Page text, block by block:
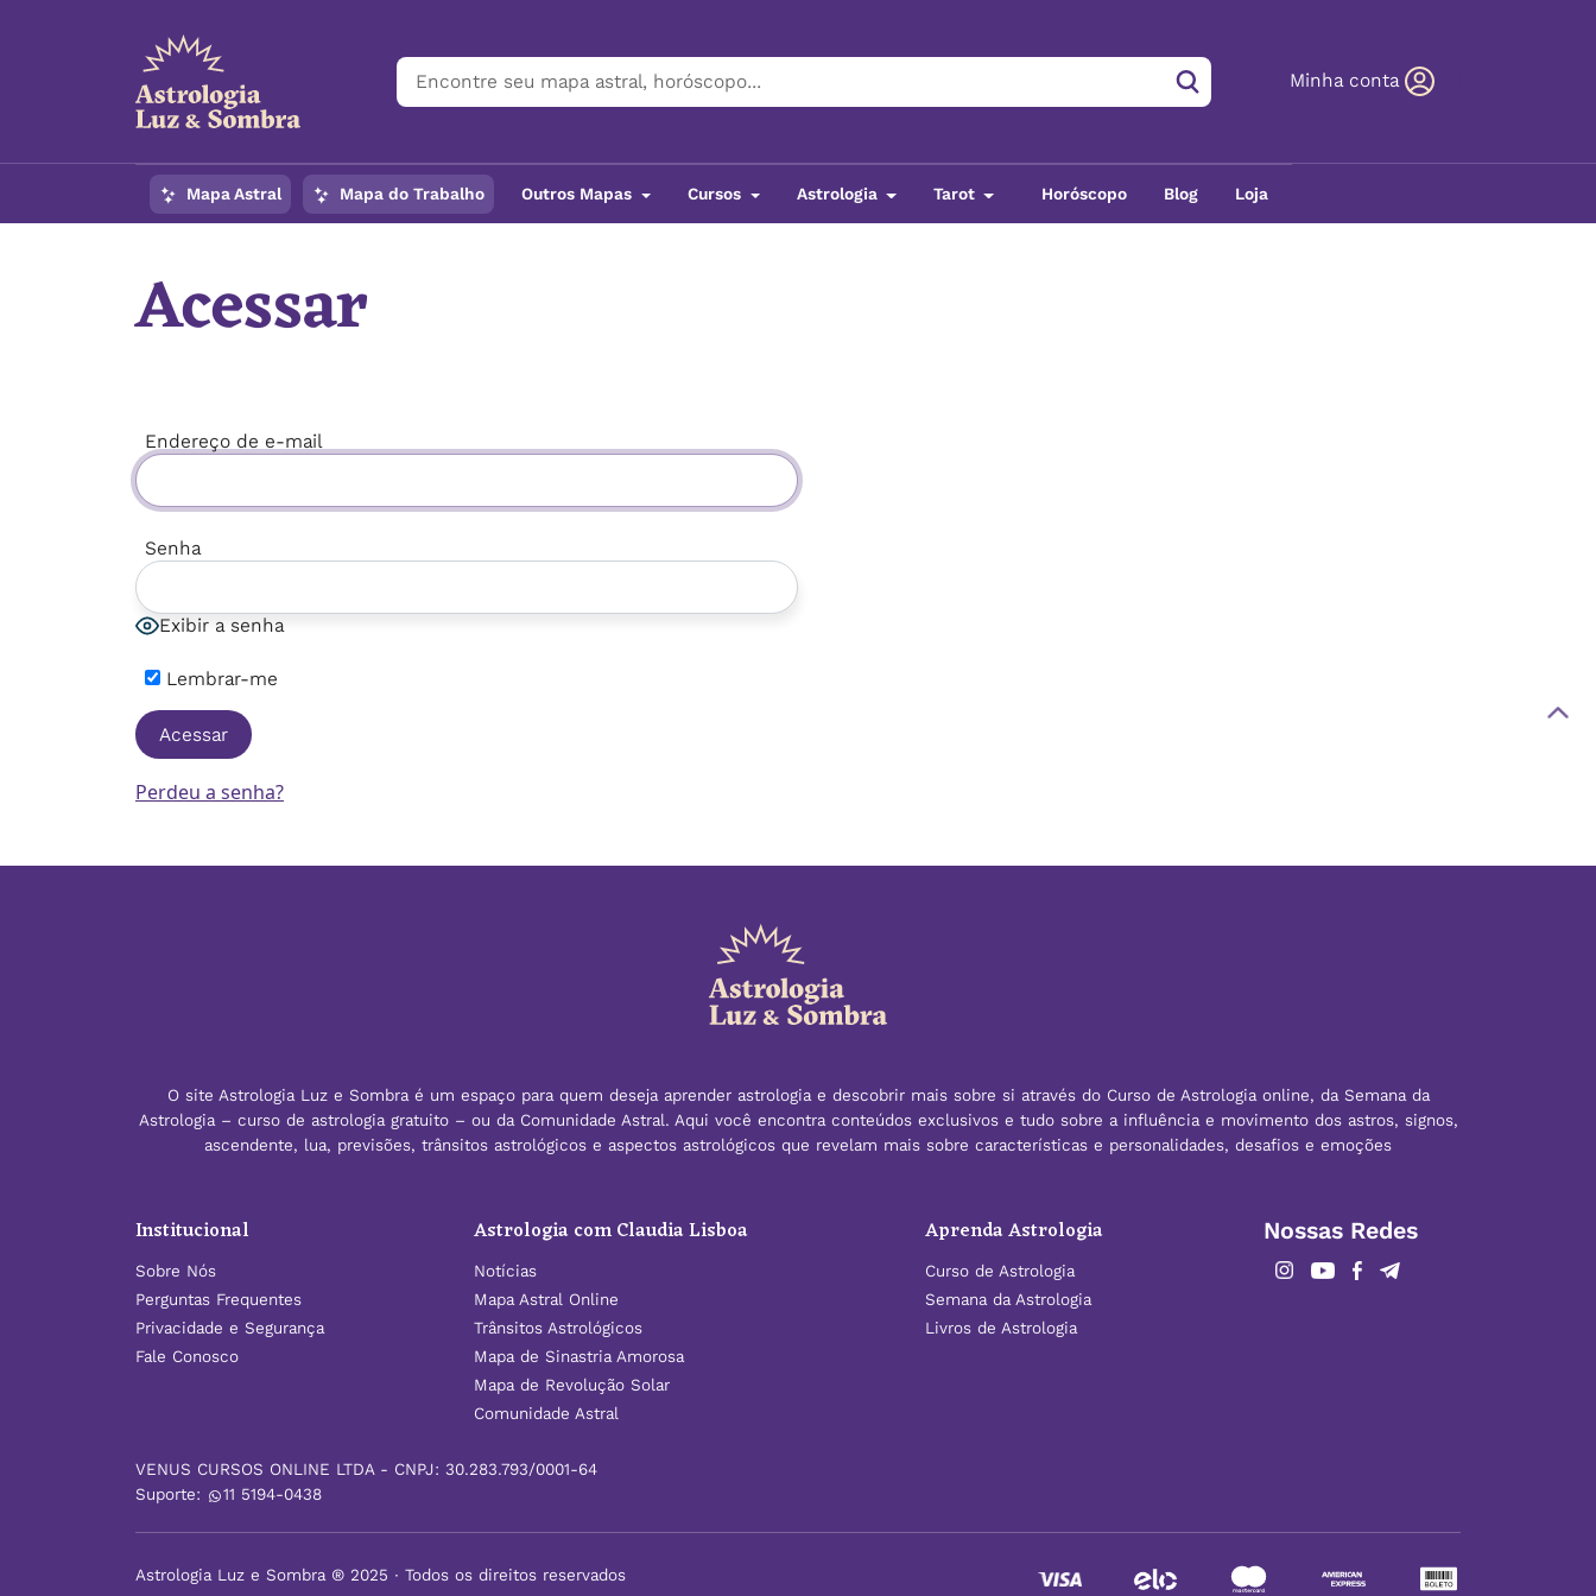
Minha conta
Mapa Astral Mapa do Trabalho Outros Mapas Cursos Astrologia Tarot Horóscopo Blog Loja
Acessar
Endereço de e-mail
Senha
Exibir a senha
Lembrar-me
Perdeu a senha?
O site Astrologia Luz e Sombra é um espaço para quem deseja aprender astrologia e descobrir mais sobre si através do Curso de Astrologia online, da Semana da
Astrologia – curso de astrologia gratuito – ou da Comunidade Astral. Aqui você encontra conteúdos exclusivos e tudo sobre a influência e movimento dos astros, signos,
ascendente, lua, previsões, trânsitos astrológicos e aspectos astrológicos que revelam mais sobre características e personalidades, desafios e emoções
Institucional
Sobre Nós
Perguntas Frequentes
Privacidade e Segurança
Fale Conosco
Astrologia com Claudia Lisboa
Notícias
Mapa Astral Online
Trânsitos Astrológicos
Mapa de Sinastria Amorosa
Mapa de Revolução Solar
Comunidade Astral
Aprenda Astrologia
Curso de Astrologia
Semana da Astrologia
Livros de Astrologia
Nossas Redes
VENUS CURSOS ONLINE LTDA - CNPJ: 30.283.793/0001-64
Suporte:
11 5194-0438
Astrologia Luz e Sombra ® 2025 ∙ Todos os direitos reservados